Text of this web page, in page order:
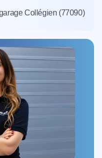
Collégien (77090)